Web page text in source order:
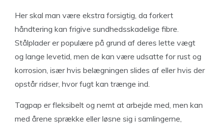
Her skal man være ekstra forsigtig, da forkert
håndtering kan frigive sundhedsskadelige fibre.
Stålplader er populære på grund af deres lette vægt
og lange levetid, men de kan være udsatte for rust og
korrosion, især hvis belægningen slides af eller hvis der
opstår ridser, hvor fugt kan trænge ind.
Tagpap er fleksibelt og nemt at arbejde med, men kan
med årene sprække eller løsne sig i samlingerne,